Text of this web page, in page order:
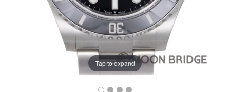
買取価格例一覧
Tap to expand